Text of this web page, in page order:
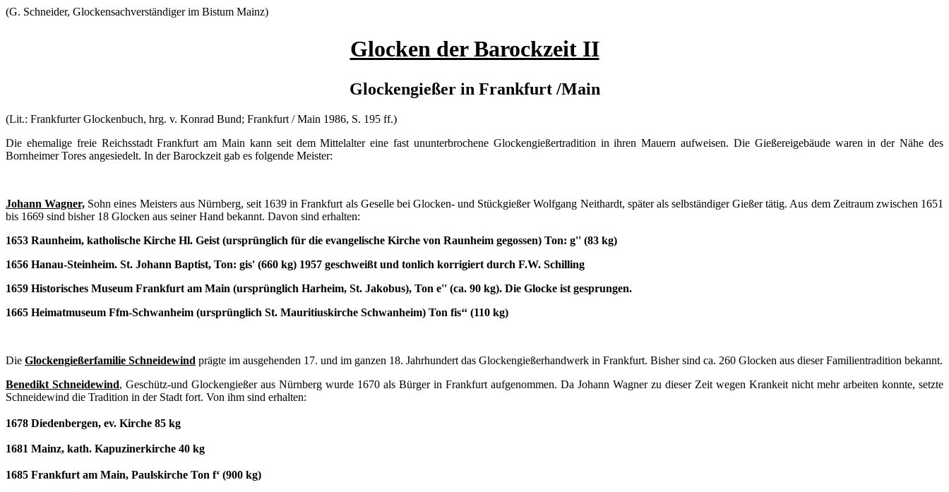
(G. Schneider, Glockensachverständiger im Bistum Mainz)
Glocken der Barockzeit II
Glockengießer in Frankfurt /Main
(Lit.: Frankfurter Glockenbuch, hrg. v. Konrad Bund; Frankfurt / Main 1986, S. 195 ff.)
Die ehemalige freie Reichsstadt Frankfurt am Main kann seit dem Mittelalter eine fast ununterbrochene Glockengießertradition in ihren Mauern aufweisen. Die Gießereigebäude waren in der Nähe des
Bornheimer Tores angesiedelt. In der Barockzeit gab es folgende Meister:
Johann Wagner, Sohn eines Meisters aus Nürnberg, seit 1639 in Frankfurt als Geselle bei Glocken- und Stückgießer Wolfgang Neithardt, später als selbständiger Gießer tätig. Aus dem Zeitraum zwischen 1651
bis 1669 sind bisher 18 Glocken aus seiner Hand bekannt. Davon sind erhalten:
1653 Raunheim, katholische Kirche Hl. Geist (ursprünglich für die evangelische Kirche von Raunheim gegossen) Ton: g'' (83 kg)
1656 Hanau-Steinheim. St. Johann Baptist, Ton: gis' (660 kg) 1957 geschweißt und tonlich korrigiert durch F.W. Schilling
1659 Historisches Museum Frankfurt am Main (ursprünglich Harheim, St. Jakobus), Ton e'' (ca. 90 kg). Die Glocke ist gesprungen.
1665 Heimatmuseum Ffm-Schwanheim (ursprünglich St. Mauritiuskirche Schwanheim) Ton fis‘‘ (110 kg)
Die Glockengießerfamilie Schneidewind prägte im ausgehenden 17. und im ganzen 18. Jahrhundert das Glockengießerhandwerk in Frankfurt. Bisher sind ca. 260 Glocken aus dieser Familientradition bekannt.
Benedikt Schneidewind, Geschütz-und Glockengießer aus Nürnberg wurde 1670 als Bürger in Frankfurt aufgenommen. Da Johann Wagner zu dieser Zeit wegen Krankeit nicht mehr arbeiten konnte, setzte
Schneidewind die Tradition in der Stadt fort. Von ihm sind erhalten:
1678 Diedenbergen, ev. Kirche 85 kg
1681 Mainz, kath. Kapuzinerkirche 40 kg
1685 Frankfurt am Main, Paulskirche Ton f‘ (900 kg)